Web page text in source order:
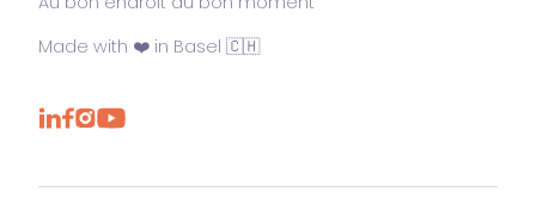
Made with ❤️ in Basel 🇨🇭